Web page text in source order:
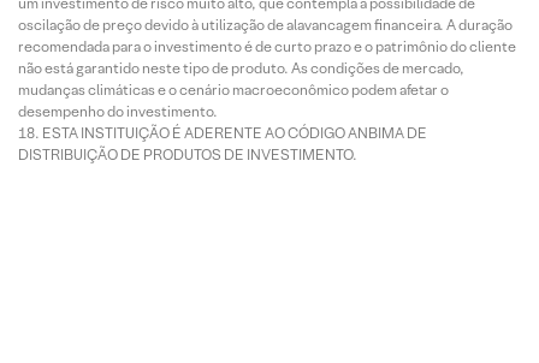
oscilação de preço devido à utilização de alavancagem financeira. A duração
recomendada para o investimento é de curto prazo e o patrimônio do cliente
não está garantido neste tipo de produto. As condições de mercado,
mudanças climáticas e o cenário macroeconômico podem afetar o
desempenho do investimento.
ESTA INSTITUIÇÃO É ADERENTE AO CÓDIGO ANBIMA DE
DISTRIBUIÇÃO DE PRODUTOS DE INVESTIMENTO.